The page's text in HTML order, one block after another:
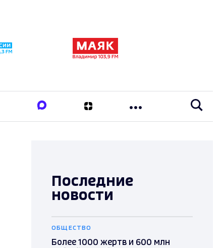
Последние
новости
ОБЩЕСТВО
Более 1000 жертв и 600 млн